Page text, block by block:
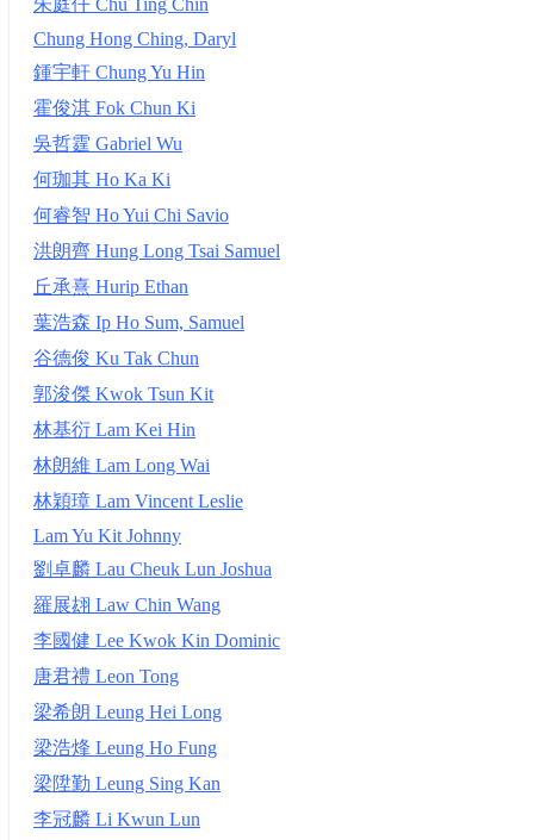
朱庭仟 Chu Ting Chin
Chung Hong Ching, Daryl
鍾宇軒 Chung Yu Hin
霍俊淇 Fok Chun Ki
吳哲霆 Gabriel Wu
何珈其 Ho Ka Ki
何睿智 Ho Yui Chi Savio
洪朗齊 Hung Long Tsai Samuel
丘承熹 Hurip Ethan
葉浩森 Ip Ho Sum, Samuel
谷德俊 Ku Tak Chun
郭浚傑 Kwok Tsun Kit
林基衍 Lam Kei Hin
林朗維 Lam Long Wai
林穎璋 Lam Vincent Leslie
Lam Yu Kit Johnny
劉卓麟 Lau Cheuk Lun Joshua
羅展翃 Law Chin Wang
李國健 Lee Kwok Kin Dominic
唐君禮 Leon Tong
梁希朗 Leung Hei Long
梁浩烽 Leung Ho Fung
梁陞勤 Leung Sing Kan
李冠麟 Li Kwun Lun